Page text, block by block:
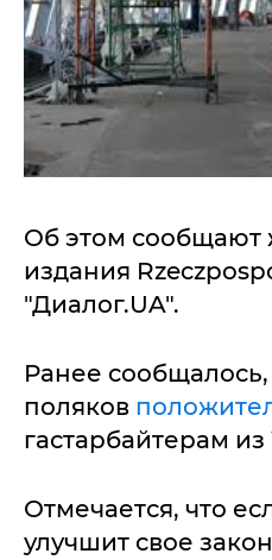
Об этом сообщают
издания
"Диалог.UA".
Ранее
поляков
гастарбайтерам
Отмечается, что
улучшит свое